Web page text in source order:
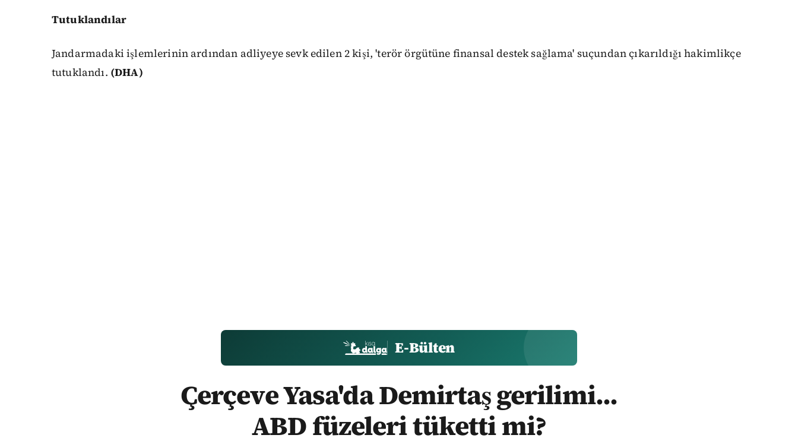
Tutuklandılar
Jandarmadaki işlemlerinin ardından adliyeye sevk edilen 2 kişi, 'terör örgütüne finansal destek sağlama' suçundan çıkarıldığı hakimlikçe
tutuklandı. (DHA)
E-Bülten
Çerçeve Yasa'da Demirtaş gerilimi...
ABD füzeleri tüketti mi?